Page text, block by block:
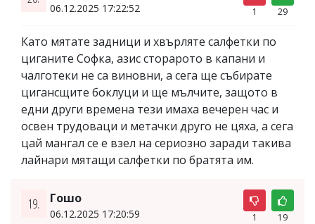
06.12.2025 17:22:52 1 29
Като мятате задници и хвърляте салфетки по
циганите Софка, азис сторарото в капани и
чалготеки не са виновни, а сега ще събирате
цигансщите боклуци и ще мълчите, защото в
едни други времена тези имаха вечерен час и
освен трудоваци и метачки друго не цяха, а сега
цай мангал се е взел на сериозно заради такива
лайнари мятащи салфетки по братята им.
19. Гошо
06.12.2025 17:20:59 1 19